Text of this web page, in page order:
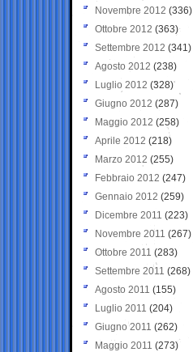
Novembre 2012 (336)
Ottobre 2012 (363)
Settembre 2012 (341)
Agosto 2012 (238)
Luglio 2012 (328)
Giugno 2012 (287)
Maggio 2012 (258)
Aprile 2012 (218)
Marzo 2012 (255)
Febbraio 2012 (247)
Gennaio 2012 (259)
Dicembre 2011 (223)
Novembre 2011 (267)
Ottobre 2011 (283)
Settembre 2011 (268)
Agosto 2011 (155)
Luglio 2011 (204)
Giugno 2011 (262)
Maggio 2011 (273)